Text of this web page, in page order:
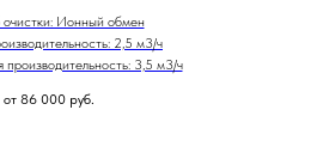
Ионный обмен
2,5 м3/ч
3,5 м3/ч
от 86 000 руб.